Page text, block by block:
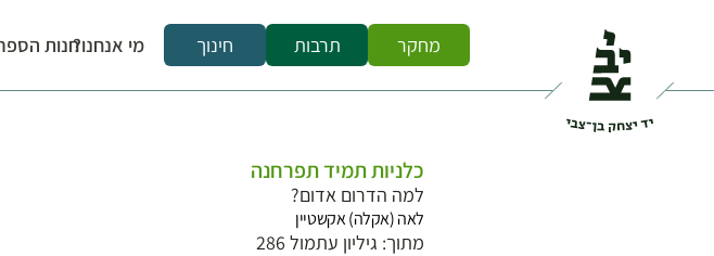
מחקר תרבות חינוך מי אנחנו?חנות
כלניות תמיד תפרחנה
למה הדרום אדום?
לאה (אקלה) אקשטיין
מתוך: גיליון עתמול 286